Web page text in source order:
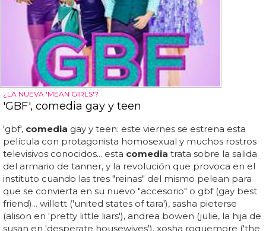
¿LA NUEVA 'MEAN GIRLS'?
'GBF', comedia gay y teen
'gbf', comedia gay y teen: este viernes se estrena esta
película con protagonista homosexual y muchos rostros
televisivos conocidos... esta comedia trata sobre la salida
del armario de tanner, y la revolución que provoca en el
instituto cuando las tres "reinas" del mismo pelean para
que se convierta en su nuevo "accesorio" o gbf (gay best
friend)... willett ('united states of tara'), sasha pieterse
(alison en 'pretty little liars'), andrea bowen (julie, la hija de
susan en 'desperate housewives'), xosha roquemore ('the